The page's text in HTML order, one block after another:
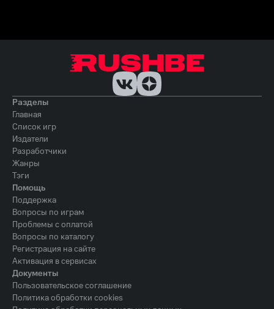
Разделы
Главная
Список игр
Издатели
Разработчики
Жанры
Тэги
Помощь
Поддержка
Вопросы по играм
Проблемы с оплатой
Вопросы по каталогу
Регистрация на сайте
Активация в сервисах
Документы
Пользовательское соглашение
Политика обработки cookies